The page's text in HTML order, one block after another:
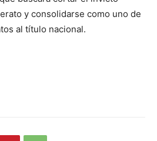
y consolidarse como uno de
al título nacional.